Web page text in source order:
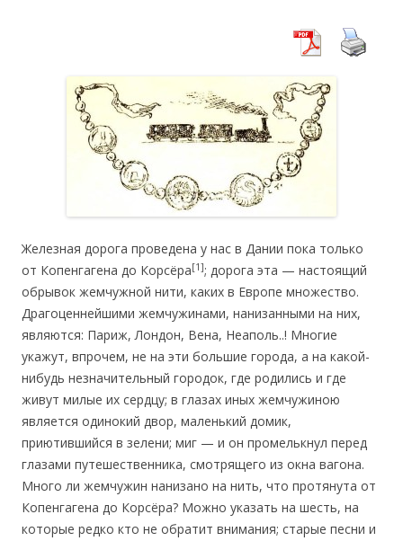
Железная дорога проведена у нас в Дании пока только
от Копенгагена до Корсёра[1]; дорога эта — настоящий
обрывок жемчужной нити, каких в Европе множество.
Драгоценнейшими жемчужинами, нанизанными на них,
являются: Париж, Лондон, Вена, Неаполь..! Многие
укажут, впрочем, не на эти большие города, а на какой-
нибудь незначительный городок, где родились и где
живут милые их сердцу; в глазах иных жемчужиною
является одинокий двор, маленький домик,
приютившийся в зелени; миг — и он промелькнул перед
глазами путешественника, смотрящего из окна вагона.
Много ли жемчужин нанизано на нить, что протянута от
Копенгагена до Корсёра? Можно указать на шесть, на
которые редко кто не обратит внимания; старые песни и